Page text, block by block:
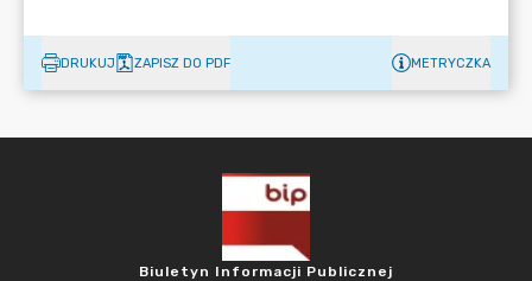
DRUKUJ ZAPISZ DO PDF METRYCZKA
Biuletyn Informacji Publicznej